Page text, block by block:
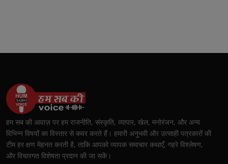
हम सब की आवाज़ पर हम राजनीति, संस्कृति, व्यापार, खेल, मनोरंजन, और अन्य
विभिन्न विषयों का विस्तार से कवर करते हैं। हमारी अनुभवी और उत्साही पत्रकारों की
टीम हर क्षण मेहनत करती है, ताकि आपको व्यापक समाचार कथाएँ, गहरे विश्लेषण,
और विचारगत विशेषता प्रदान की जा सकें।